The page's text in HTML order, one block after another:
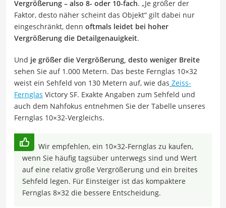
Vergrößerung – also 8- oder 10-fach. „Je größer der
Faktor, desto näher scheint das Objekt“ gilt dabei nur
eingeschränkt, denn oftmals leidet bei hoher
Vergrößerung die Detailgenauigkeit.
Und je größer die Vergrößerung, desto weniger Breite
sehen Sie auf 1.000 Metern. Das beste Fernglas 10×32
weist ein Sehfeld von 130 Metern auf, wie das Zeiss-
Fernglas Victory SF. Exakte Angaben zum Sehfeld und
auch dem Nahfokus entnehmen Sie der Tabelle unseres
Fernglas 10×32-Vergleichs.
Wir empfehlen, ein 10×32-Fernglas zu kaufen,
wenn Sie häufig tagsüber unterwegs sind und Wert
auf eine relativ große Vergrößerung und ein breites
Sehfeld legen. Für Einsteiger ist das kompaktere
Fernglas 8×32 die bessere Entscheidung.